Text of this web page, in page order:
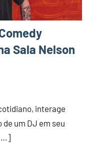
Sala Nelson
interage
um DJ em seu